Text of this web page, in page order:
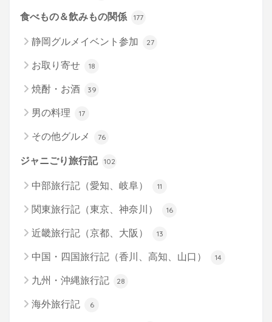
食べもの＆飲みもの関係 177
静岡グルメイベント参加 27
お取り寄せ 18
焼酎・お酒 39
男の料理 17
その他グルメ 76
ジャニごり旅行記 102
中部旅行記（愛知、岐阜） 11
関東旅行記（東京、神奈川） 16
近畿旅行記（京都、大阪） 13
中国・四国旅行記（香川、高知、山口） 14
九州・沖縄旅行記 28
海外旅行記 6